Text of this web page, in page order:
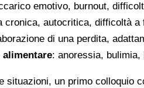
emotivo, burnout,
cronica, autocritica, difficoltà a
di una perdita,
: anoressia,
situazioni, un primo colloquio